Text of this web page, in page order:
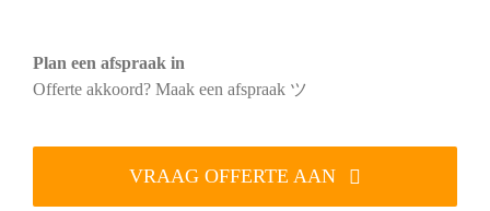
Plan een afspraak in
Offerte akkoord? Maak een afspraak ツ
VRAAG OFFERTE AAN